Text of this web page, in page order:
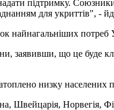
підтримку.
для укриттів", -
найнагальніших потреб
заявивши, що це буде
низку населених
Швейцарія, Норвегія,